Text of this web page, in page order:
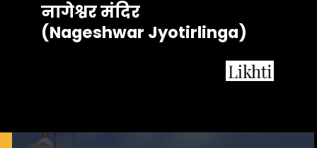
नागेश्वर मंदिर
(Nageshwar Jyotirlinga)